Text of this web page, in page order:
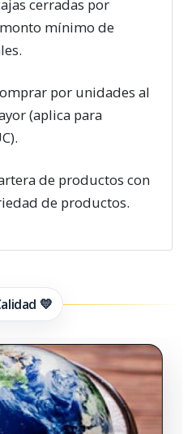
cerradas por
mínimo de
por unidades al
(aplica para
de productos con
de productos.
💛